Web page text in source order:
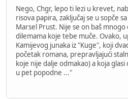
Nego, Chgr, lepo ti lezi u krevet,
risova papira, zaključaj se u sopče
Marsel Prust. Nije se on baš
dilemama koje tebe muče. Ovako,
Kamijevog junaka iz "Kuge", koji
početak romana, prepravljajući
koje nije dalje odmakao) a koja
u pet popodne ..."